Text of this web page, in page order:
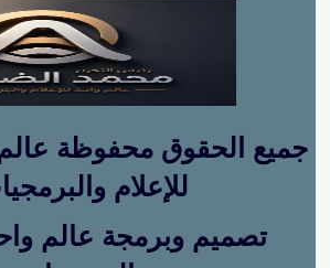
للإعلام
تصميم وبرمجة عالم